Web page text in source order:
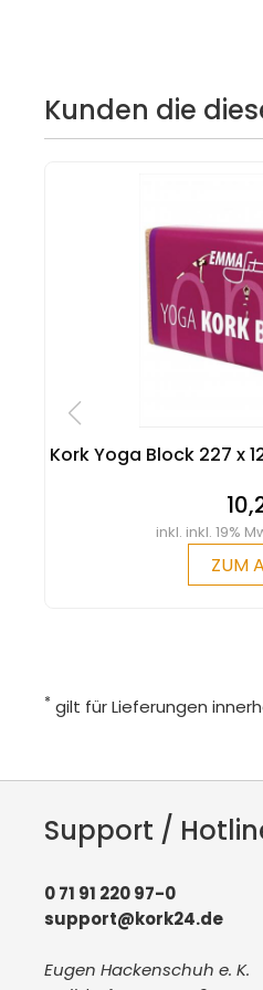
Kunden die
Kork Yoga Block 227 x
inkl. inkl. 19%
ZUM
* gilt für Lieferungen
Support /
0 71 91 220 97-0
support@kork24.de
Eugen Hackenschuh e. K.